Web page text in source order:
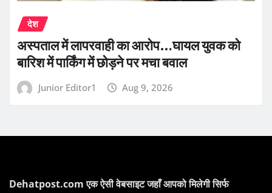
देश
अस्पताल में लापरवाही का आरोप…घायल युवक को
बारिश में पार्किंग में छोड़ने पर मचा बवाल
Junior Editor1 Aug 9, 2026
Dehatpost.com एक ऐसी वेबसाइट जहाँ आपको मिलेगी सिर्फ